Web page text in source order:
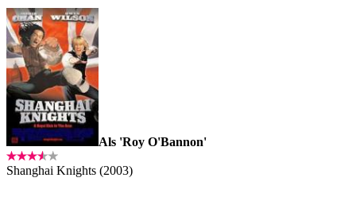
Als 'Roy O'Bannon'
Shanghai Knights (2003)